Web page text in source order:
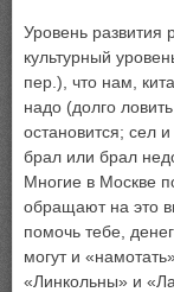
Уровень развития
культурный
пер.), что нам,
надо (долго
остановится; сел
брал или брал
Многие в Москве
обращают на это
помочь тебе,
могут и
«Линкольны» и